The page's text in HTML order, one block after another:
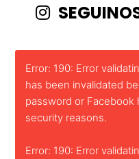
Error: 190: Error
has been invalidated
password or
security reasons.
Error: 190: Error